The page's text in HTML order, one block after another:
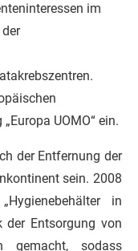
im
UOMO“ ein.
der Entfernung der
sein. 2008
in
der Entsorgung von
gemacht, sodass